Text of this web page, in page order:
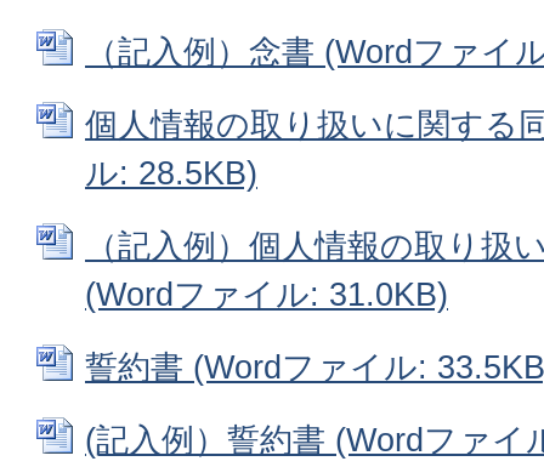
（記入例）念書 (Wordファイ
個人情報の取り扱いに関する
ル: 28.5KB)
（記入例）個人情報の取り扱
(Wordファイル: 31.0KB)
誓約書 (Wordファイル:
(記入例）誓約書 (Wordファイ